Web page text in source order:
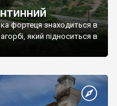
фортеця знаходиться в
який підноситься в